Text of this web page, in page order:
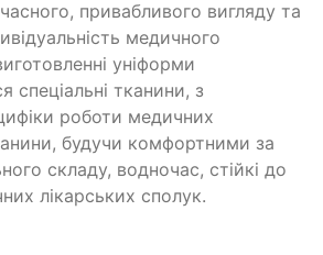
привабливого вигляду та
медичного
уніформи
спеціальні тканини, з
роботи медичних
будучи комфортними за
складу, водночас, стійкі до
лікарських сполук.